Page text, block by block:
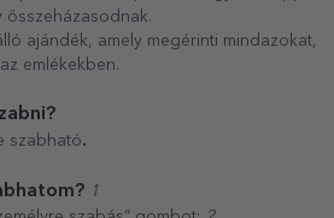
ajándék, amely megérinti mindazokat,
emlékekben.
szabható.
1